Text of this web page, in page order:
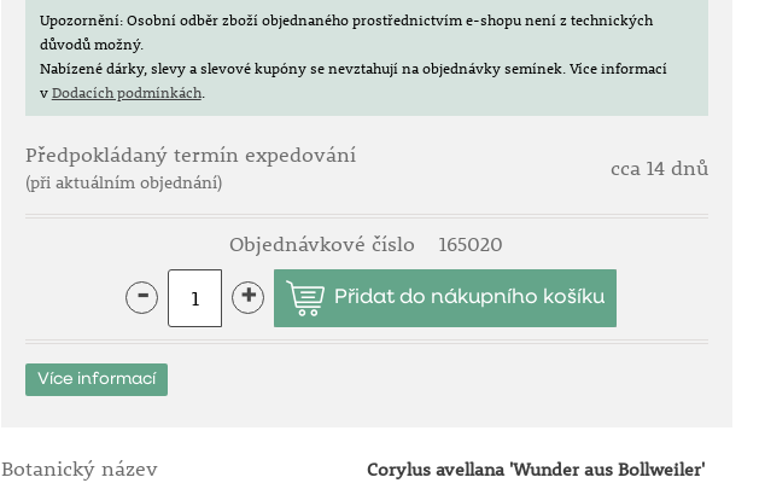
Upozornění: Osobní odběr zboží objednaného prostřednictvím e-shopu není z technických
důvodů možný.
Nabízené dárky, slevy a slevové kupóny se nevztahují na objednávky semínek. Více informací
vDodacích podmínkách.
Předpokládaný termín expedování
(při aktuálním objednání)
cca 14 dnů
Objednávkové číslo 165020
- +
Více informací
Botanický název Corylus avellana 'Wunder aus Bollweiler'